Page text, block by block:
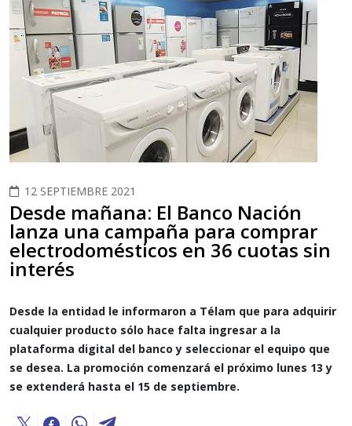
12 SEPTIEMBRE 2021
Desde mañana: El Banco Nación
lanza una campaña para comprar
electrodomésticos en 36 cuotas sin
interés
Desde la entidad le informaron a Télam que para adquirir
cualquier producto sólo hace falta ingresar a la
plataforma digital del banco y seleccionar el equipo que
se desea. La promoción comenzará el próximo lunes 13 y
se extenderá hasta el 15 de septiembre.